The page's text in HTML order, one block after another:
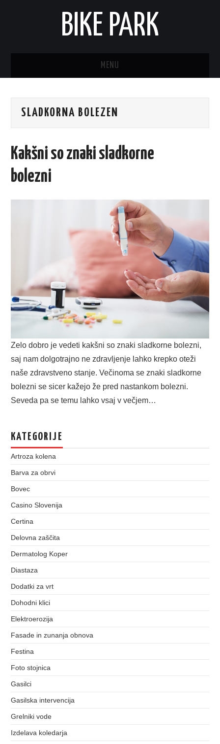
BIKE PARK
MENU
SLADKORNA BOLEZEN
Kakšni so znaki sladkorne
bolezni
Zelo dobro je vedeti kakšni so znaki sladkorne bolezni,
saj nam dolgotrajno ne zdravljenje lahko krepko oteži
naše zdravstveno stanje. Večinoma se znaki sladkorne
bolezni se sicer kažejo že pred nastankom bolezni.
Seveda pa se temu lahko vsaj v večjem…
KATEGORIJE
Artroza kolena
Barva za obrvi
Bovec
Casino Slovenija
Certina
Delovna zaščita
Dermatolog Koper
Diastaza
Dodatki za vrt
Dohodni klici
Elektroerozija
Fasade in zunanja obnova
Festina
Foto stojnica
Gasilci
Gasilska intervencija
Grelniki vode
Izdelava koledarja